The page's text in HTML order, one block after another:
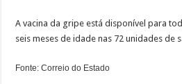
A vacina da gripe está disponível para
seis meses de idade nas 72 unidades de
Fonte: Correio do Estado